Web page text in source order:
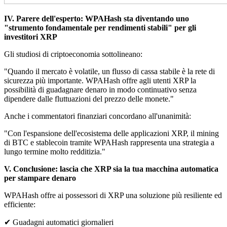
IV. Parere dell'esperto: WPAHash sta diventando uno
"strumento fondamentale per rendimenti stabili" per gli
investitori XRP
Gli studiosi di criptoeconomia sottolineano:
"Quando il mercato è volatile, un flusso di cassa stabile è la rete di
sicurezza più importante. WPAHash offre agli utenti XRP la
possibilità di guadagnare denaro in modo continuativo senza
dipendere dalle fluttuazioni del prezzo delle monete."
Anche i commentatori finanziari concordano all'unanimità:
"Con l'espansione dell'ecosistema delle applicazioni XRP, il mining
di BTC e stablecoin tramite WPAHash rappresenta una strategia a
lungo termine molto redditizia."
V. Conclusione: lascia che XRP sia la tua macchina automatica
per stampare denaro
WPAHash offre ai possessori di XRP una soluzione più resiliente ed
efficiente:
✔ Guadagni automatici giornalieri